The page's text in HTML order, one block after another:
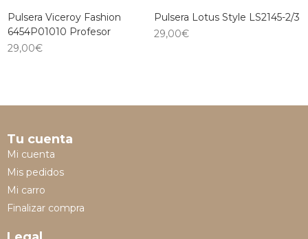
Pulsera Viceroy Fashion
6454P01010 Profesor
29,00€
Pulsera Lotus Style LS2145-2/3
29,00€
Tu cuenta
Mi cuenta
Mis pedidos
Mi carro
Finalizar compra